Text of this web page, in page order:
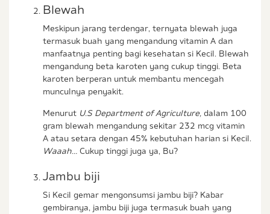
Blewah
Meskipun jarang terdengar, ternyata blewah juga
termasuk buah yang mengandung vitamin A dan
manfaatnya penting bagi kesehatan si Kecil. Blewah
mengandung beta karoten yang cukup tinggi. Beta
karoten berperan untuk membantu mencegah
munculnya penyakit.
Menurut U.S Department of Agriculture, dalam 100
gram blewah mengandung sekitar 232 mcg vitamin
A atau setara dengan 45% kebutuhan harian si Kecil.
Waaah… Cukup tinggi juga ya, Bu?
Jambu biji
Si Kecil gemar mengonsumsi jambu biji? Kabar
gembiranya, jambu biji juga termasuk buah yang